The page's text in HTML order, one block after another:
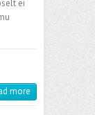
ei
more